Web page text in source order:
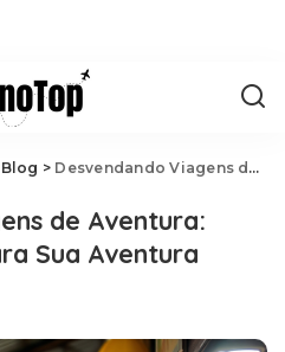
Blog > Desvendando Viagens de Aventura: Dicas e Truques para Sua Aventura
de Aventura:
Sua Aventura